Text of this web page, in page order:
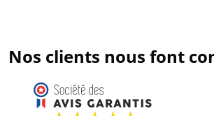
Nos clients nous font